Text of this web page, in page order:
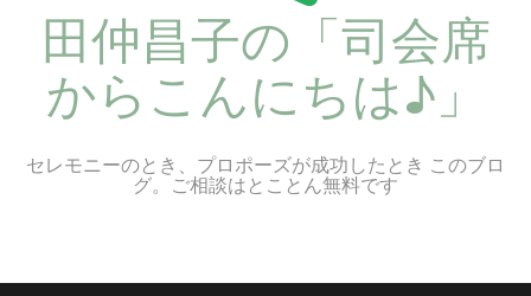
田仲昌子の「司会席
からこんにちは♪」
セレモニーのとき、プロポーズが成功したとき このブロ
グ。ご相談はとことん無料です